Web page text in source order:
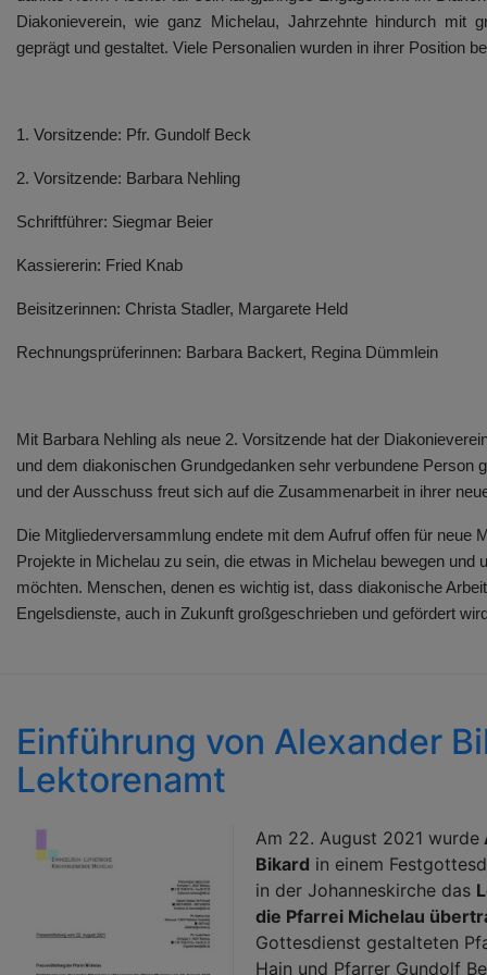
Diakonieverein, wie ganz Michelau, Jahrzehnte hindurch mit
geprägt und gestaltet. Viele Personalien wurden in ihrer Position
1. Vorsitzende: Pfr. Gundolf Beck
2. Vorsitzende: Barbara Nehling
Schriftführer: Siegmar Beier
Kassiererin: Fried Knab
Beisitzerinnen: Christa Stadler, Margarete Held
Rechnungsprüferinnen: Barbara Backert, Regina Dümmlein
Mit Barbara Nehling als neue 2. Vorsitzende hat der
und dem diakonischen Grundgedanken sehr verbundene Person
und der Ausschuss freut sich auf die Zusammenarbeit in ihrer
Die Mitgliederversammlung endete mit dem Aufruf offen für neue
Projekte in Michelau zu sein, die etwas in Michelau bewegen und
möchten. Menschen, denen es wichtig ist, dass diakonische
Engelsdienste, auch in Zukunft großgeschrieben und gefördert
Einführung von Alexander
Lektorenamt
Am 22. August 2021 wurde
Bikard in einem
in der Johanneskirche das
die Pfarrei Michelau
Gottesdienst gestalteten
Hain und Pfarrer Gundolf